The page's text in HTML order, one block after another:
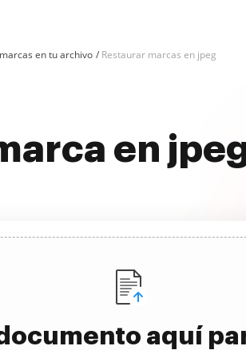
en tu archivo Restaurar marcas en jpeg
en
aquí